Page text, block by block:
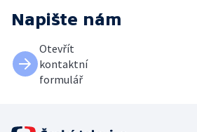
Napište nám
Otevřít
kontaktní
formulář